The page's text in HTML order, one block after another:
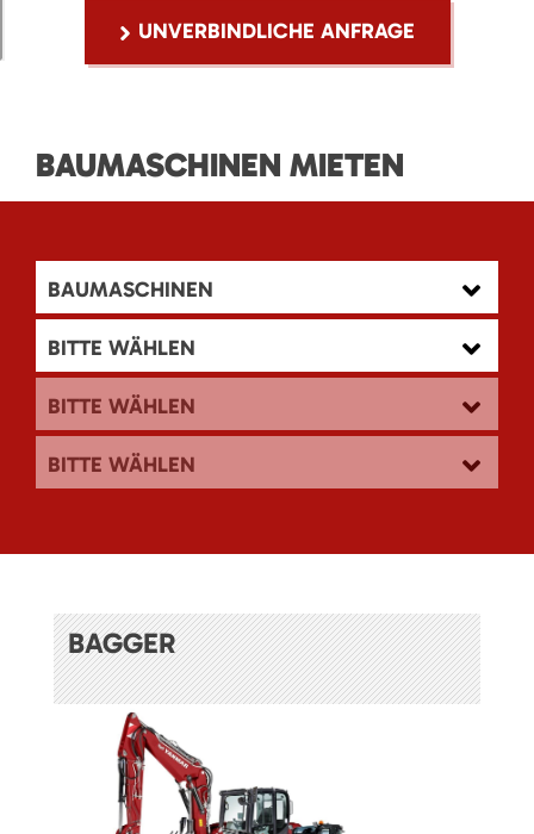
UNVERBINDLICHE ANFRAGE
BAUMASCHINEN MIETEN
BAUMASCHINEN
BITTE WÄHLEN
BITTE WÄHLEN
BITTE WÄHLEN
BAGGER